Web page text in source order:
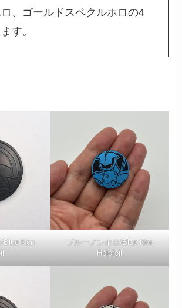
、ゴールドスペクルホロの4
す。
Blue Non
ブルーノンホロ/Blue Non
Holofoil